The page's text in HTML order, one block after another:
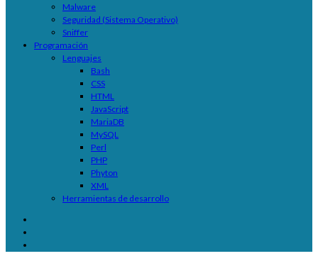
Malware
Seguridad (Sistema Operativo)
Sniffer
Programación
Lenguajes
Bash
CSS
HTML
JavaScript
MariaDB
MySQL
Perl
PHP
Phyton
XML
Herramientas de desarrollo